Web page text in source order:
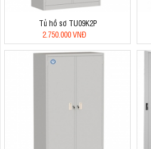
Tủ hồ sơ TU09K2P
2.750.000 VNĐ